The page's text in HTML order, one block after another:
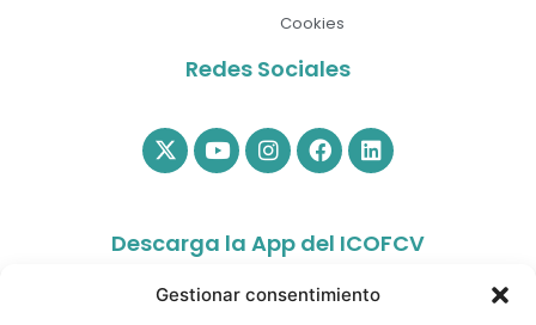
Gestionar consentimiento
Cookies
Redes Sociales
Descarga la App del ICOFCV